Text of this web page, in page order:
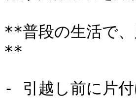
**普段の生活で
**
- 引越し前に片